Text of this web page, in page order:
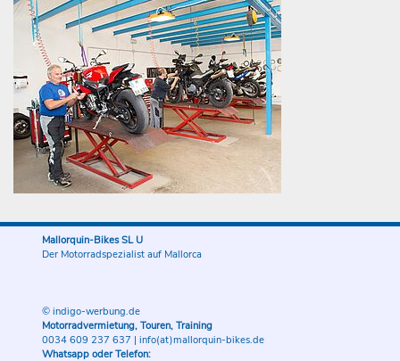
Mallorquin-Bikes SL U
Der Motorradspezialist auf Mallorca
© indigo-werbung.de
Motorradvermietung, Touren, Training
0034 609 237 637 | info(at)mallorquin-bikes.de
Whatsapp oder Telefon: